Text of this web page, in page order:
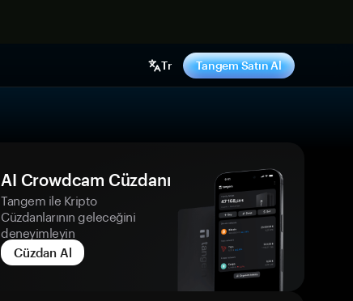
Tr Tangem Satın Al
AI Crowdcam Cüzdanı
Tangem ile Kripto
Cüzdanlarının geleceğini
deneyimleyin
Cüzdan Al